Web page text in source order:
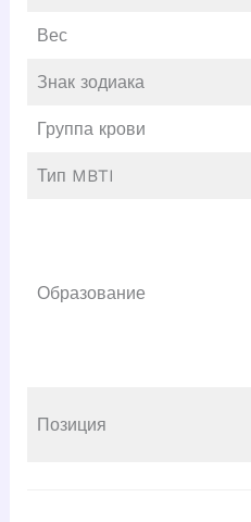
Вес
Знак зодиака
Группа крови
Тип MBTI
Образование
Позиция